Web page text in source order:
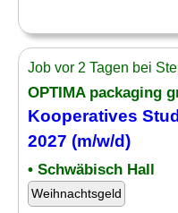
Job vor 2 Tagen bei
OPTIMA packaging
Kooperatives
2027 (m/w/d)
• Schwäbisch Hall
Weihnachtsgeld